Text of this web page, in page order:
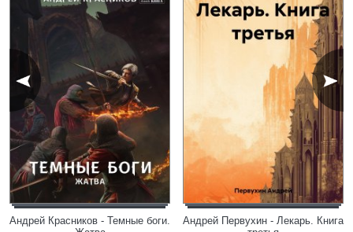
Андрей Красников - Темные боги.
Андрей Первухин - Лекарь. Книга